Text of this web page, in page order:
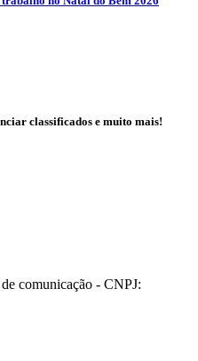
classificados e muito mais!
comunicação - CNPJ: